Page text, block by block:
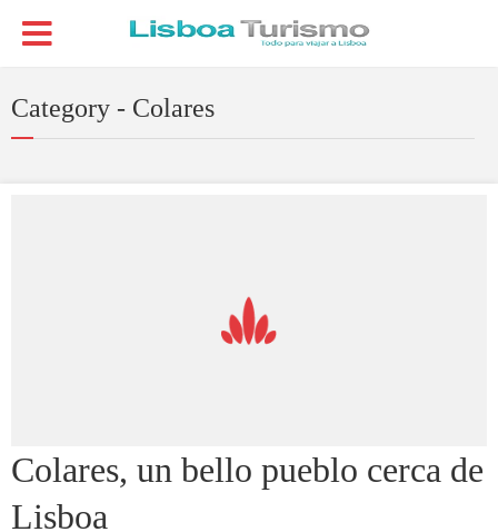
Category - Colares
Colares, un bello pueblo cerca de
Lisboa